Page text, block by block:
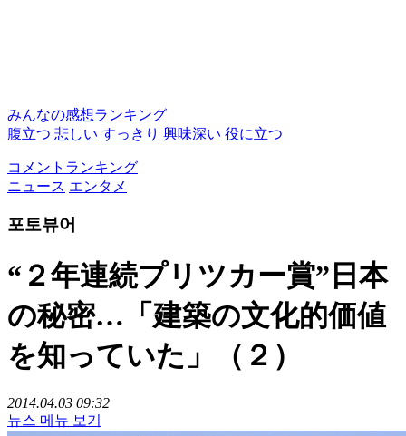
みんなの感想ランキング
腹立つ 悲しい すっきり 興味深い 役に立つ
コメントランキング
ニュース エンタメ
포토뷰어
“２年連続プリツカー賞”日本
の秘密…「建築の文化的価値
を知っていた」（２）
2014.04.03 09:32
뉴스 메뉴 보기